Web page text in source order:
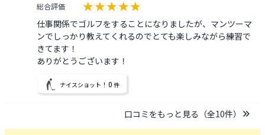
総合評価
仕事関係でゴルフをすることになりましたが、マンツーマ
ンでしっかり教えてくれるのでとても楽しみながら練習で
きてます！
ありがとうございます！
ナイスショット！ 0 件
口コミをもっと見る（全10件）